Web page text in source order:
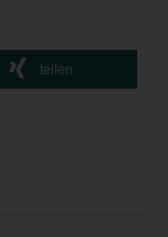
teilen